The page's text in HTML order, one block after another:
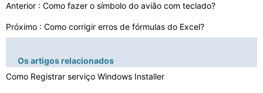
Anterior : Como fazer o símbolo do avião com teclado?
Próximo : Como corrigir erros de fórmulas do Excel?
Os artigos relacionados
Como Registrar serviço Windows Installer